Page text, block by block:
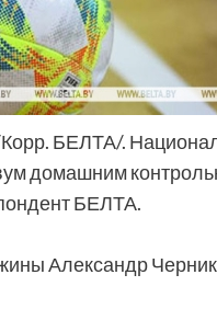
БЕЛТА/.
домашним
БЕЛТА.
Александр